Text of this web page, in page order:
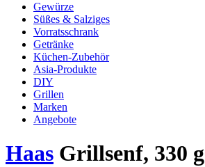
Gewürze
Süßes & Salziges
Vorratsschrank
Getränke
Küchen-Zubehör
Asia-Produkte
DIY
Grillen
Marken
Angebote
Haas Grillsenf, 330 g